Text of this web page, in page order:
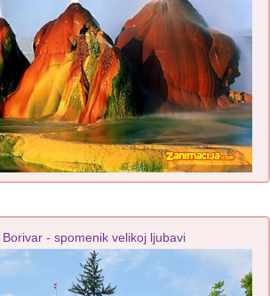
Borivar - spomenik velikoj ljubavi